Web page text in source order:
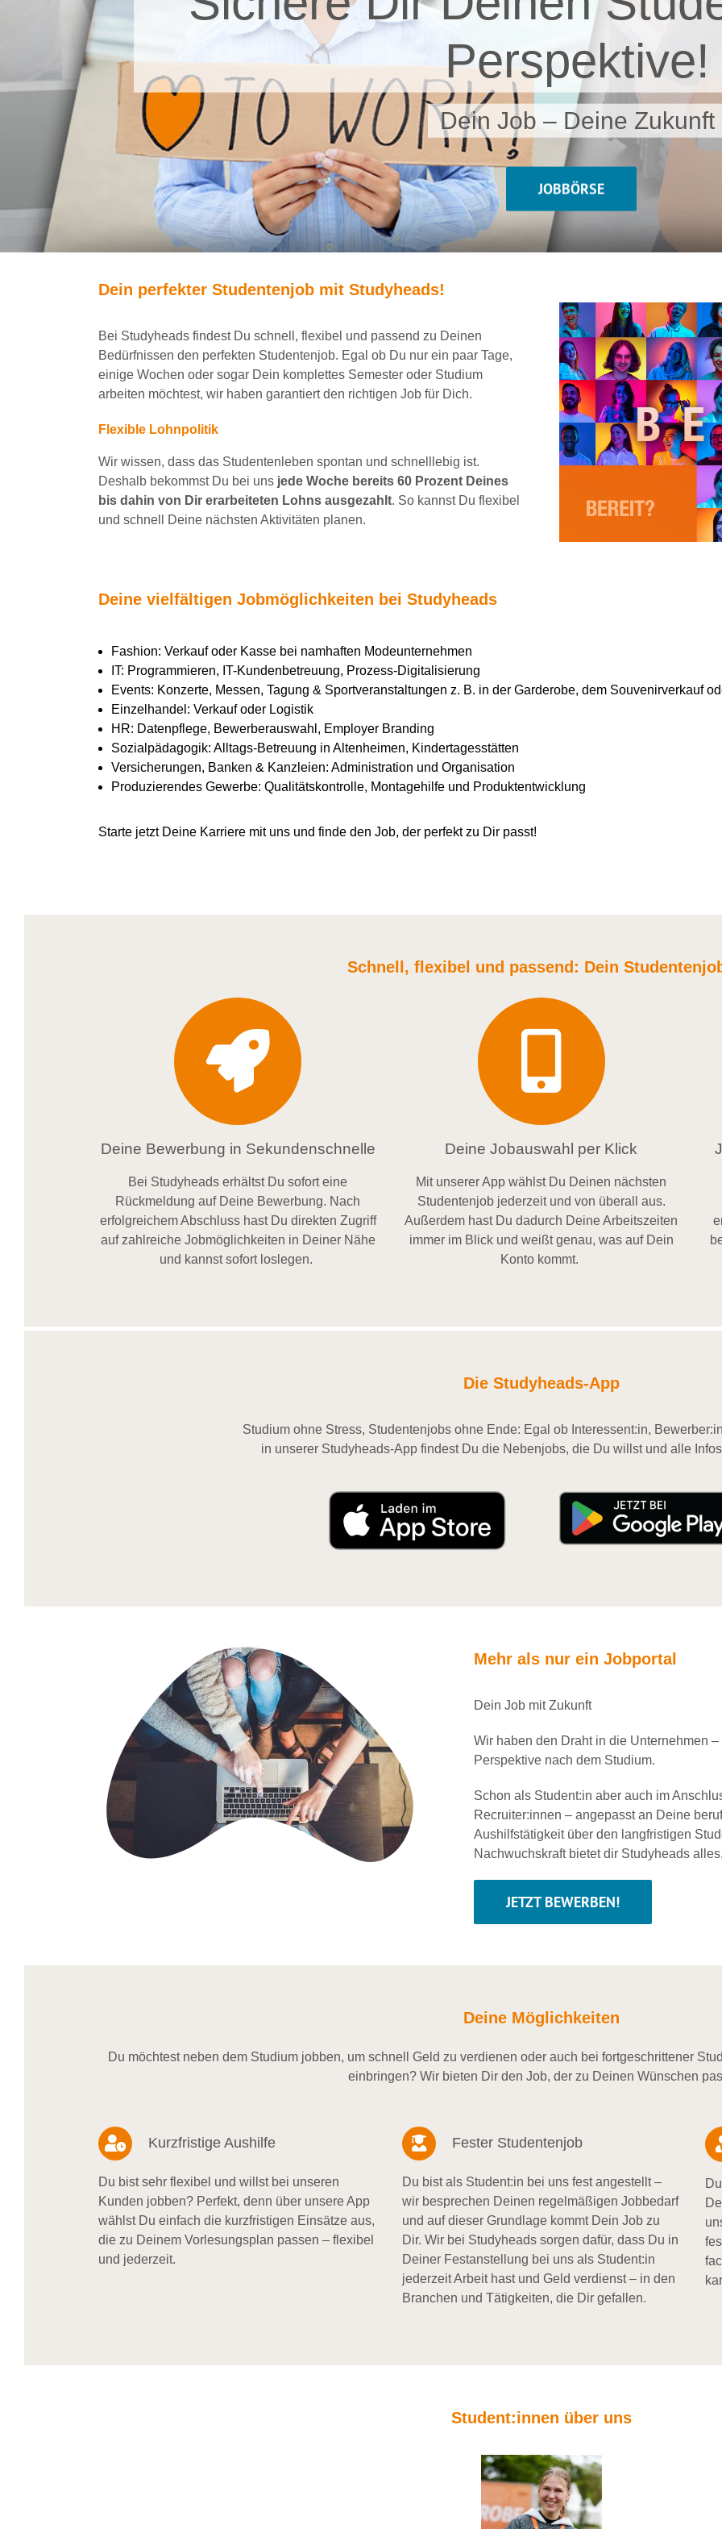
Perspektive!
Dein Job – Deine Zukunft
JOBBÖRSE
Dein perfekter Studentenjob mit Studyheads!
Bei Studyheads findest Du schnell, flexibel und passend zu Deinen
Bedürfnissen den perfekten Studentenjob. Egal ob Du nur ein paar Tage,
einige Wochen oder sogar Dein komplettes Semester oder Studium
arbeiten möchtest, wir haben garantiertden richtigen Job für Dich.
Flexible Lohnpolitik
Wir wissen, dass das Studentenleben spontan und schnelllebig ist.
Deshalb bekommst Du bei uns jede Woche bereits 60 Prozent Deines
bis dahin von Dir erarbeiteten Lohns ausgezahlt. So kannst Du flexibel
und schnell Deine nächsten Aktivitäten planen.
Deine vielfältigen Jobmöglichkeiten bei Studyheads
Fashion: Verkauf oder Kasse bei namhaften Modeunternehmen
IT: Programmieren, IT-Kundenbetreuung, Prozess-Digitalisierung
Events: Konzerte, Messen, Tagung & Sportveranstaltungen z. B. in der Garderobe, dem Souvenirverkauf
Einzelhandel: Verkauf oder Logistik
HR: Datenpflege, Bewerberauswahl, Employer Branding
Sozialpädagogik: Alltags-Betreuung in Altenheimen, Kindertagesstätten
Versicherungen, Banken & Kanzleien: Administration und Organisation
Produzierendes Gewerbe: Qualitätskontrolle, Montagehilfe und Produktentwicklung
Starte jetzt Deine Karrieremit uns und finde den Job, der perfekt zu Dir passt!
Schnell, flexibel und passend: Dein Student
Deine Bewerbung in Sekundenschnelle
Bei Studyheads erhältst Du sofort eine
Rückmeldung auf Deine Bewerbung. Nach
erfolgreichem Abschluss hast Du direkten Zugriff
auf zahlreiche Jobmöglichkeiten in Deiner Nähe
und kannst sofort loslegen.
Deine Jobauswahl per Klick
Mit unserer App wählst Du Deinen nächsten
Studentenjob jederzeit und von überall aus.
Außerdem hast Du dadurch Deine Arbeitszeiten
immer imBlick und weißtgenau, was auf Dein
Konto kommt.
Die Studyheads-App
Studium ohne Stress, Studentenjobs ohne Ende: Egal ob Interessent:in,
in unserer Studyheads-App findest Du die Nebenjobs, die Du willst und alle
Mehr als nur ein Jobportal
Dein Job mit Zukunft
Wir haben den Draht in die Unternehmen
Perspektive nach dem Studium.
Schon als Student:in aber auch im
Recruiter:innen – angepasst an Deine
Aushilfstätigkeit über den langfristigen
Nachwuchskraft bietet dir Studyheads
JETZT BEWERBEN!
Deine Möglichkeiten
Du möchtest neben dem Studium jobben, um schnell Geld zu verdienen oder auch bei fortgeschrittener
einbringen? Wir bieten Dir den Job, der zu Deinen Wünschen
Kurzfristige Aushilfe
Du bist sehr flexibel und willst bei unseren
Kunden jobben? Perfekt, denn über unsere App
wählst Du einfach die kurzfristigen Einsätze aus,
die zu Deinem Vorlesungsplan passen – flexibel
und jederzeit.
Fester Studentenjob
Du bist als Student:in bei uns fest angestellt –
wir besprechen Deinen regelmäßigen Jobbedarf
und auf dieser Grundlage kommt Dein Job zu
Dir. Wir bei Studyheads sorgen dafür, dass Du in
Deiner Festanstellung bei uns als Student:in
jederzeit Arbeit hast und Geld verdienst – in den
Branchen und Tätigkeiten, die Dir gefallen.
Student:innen über uns